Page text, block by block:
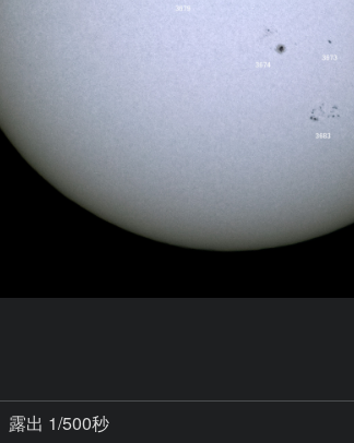
露出 1/500秒